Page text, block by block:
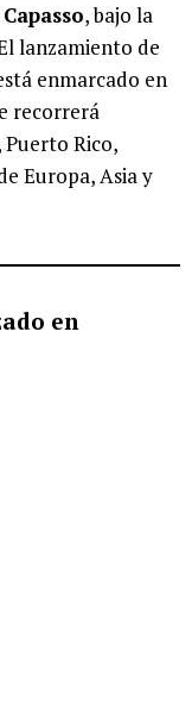
, bajo la
lanzamiento de
enmarcado en
recorrerá
Rico,
Europa, Asia y
en